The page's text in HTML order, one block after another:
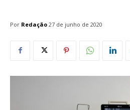
Por Redação 27 de junho de 2020